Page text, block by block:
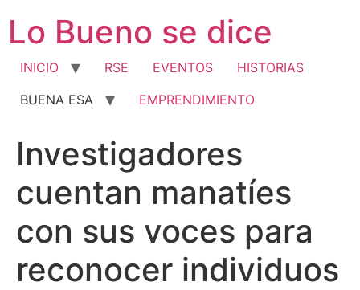
contenido
Lo Bueno se dice
INICIO RSE EVENTOS
HISTORIAS
BUENA ESA
EMPRENDIMIENTO
Investigadores
cuentan manatíes
con sus voces para
reconocer individuos